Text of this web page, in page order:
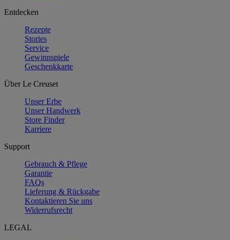
Entdecken
Rezepte
Stories
Service
Gewinnspiele
Geschenkkarte
Über Le Creuset
Unser Erbe
Unser Handwerk
Store Finder
Karriere
Support
Gebrauch & Pflege
Garantie
FAQs
Lieferung & Rückgabe
Kontaktieren Sie uns
Widerrufsrecht
LEGAL